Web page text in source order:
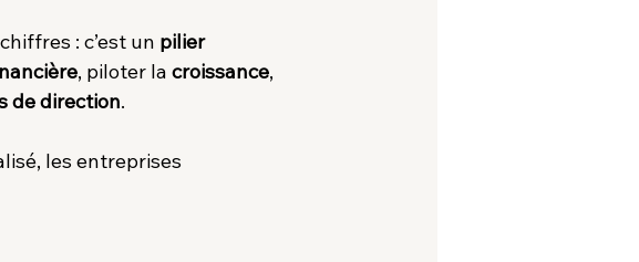
: c’est un pilier
, piloter la croissance,
de direction.
les entreprises